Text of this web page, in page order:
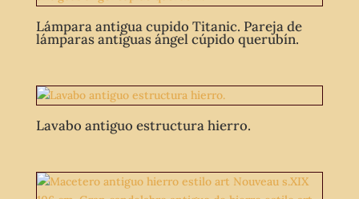
Lámpara antigua cupido Titanic. Pareja de
lámparas antiguas ángel cúpido querubín.
Lavabo antiguo estructura hierro.